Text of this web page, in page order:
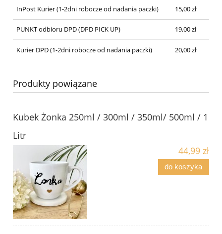
InPost Kurier (1-2dni robocze od nadania paczki) 15,00 zł
PUNKT odbioru DPD (DPD PICK UP) 19,00 zł
Kurier DPD (1-2dni robocze od nadania paczki) 20,00 zł
Produkty powiązane
Kubek Żonka 250ml / 300ml / 350ml/ 500ml / 1
Litr
44,99 zł
do koszyka